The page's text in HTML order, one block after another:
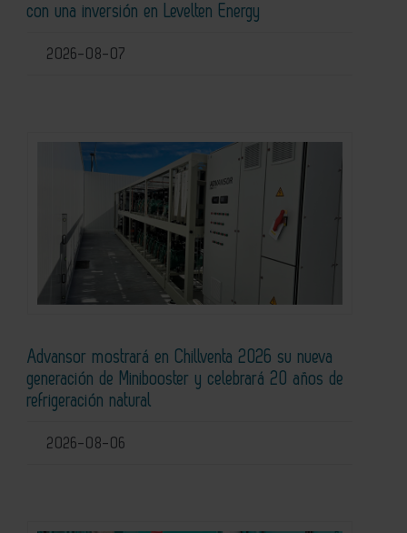
con una inversión en Levelten Energy
2026-08-07
Advansor mostrará en Chillventa 2026 su nueva
generación de Minibooster y celebrará 20 años de
refrigeración natural
2026-08-06